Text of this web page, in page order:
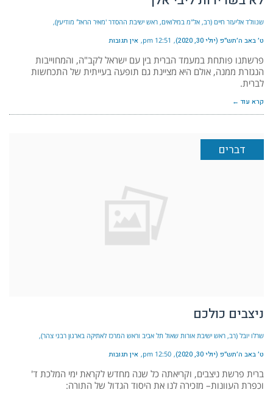
שנוולד אליעזר חיים (רב, אל"מ במילואים, ראש ישיבת ההסדר 'מאיר הראל' מודיעין)
ט׳ באב ה׳תש״פ (יולי 30, 2020) 12:51 pm אין תגובות
פרשתנו פותחת במעמד הברית בין עם ישראל לקב"ה, והמחוייבות
הנגזרת ממנה, אולם היא מציינת גם תופעה בעייתית של התכחשות
לברית.
קרא עוד ←
דברים
ניצבים כולכם
שרלו יובל (רב, ראש ישיבת אורות שאול תל אביב וראש המרכז לאתיקה בארגון רבני צהר)
ט׳ באב ה׳תש״פ (יולי 30, 2020) 12:50 pm אין תגובות
ברית פרשת ניצבים, וקריאתה כל שנה מחדש לקראת ימי המלכת ד'
וכפרת העוונות– מזכירה לנו את היסוד הגדול של התורה: